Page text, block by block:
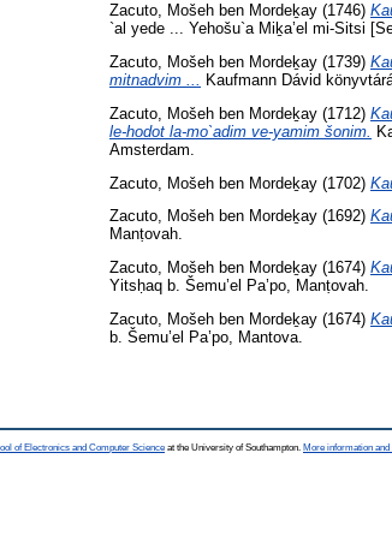
Zacuto, Mošeh ben Mordeḵay (1746)
`al yede ... Yehošu`a Miḵa’el mi-Sitsi
Zacuto, Mošeh ben Mordeḵay (1739)
mitnadvim ...
Kaufmann Dávid
Zacuto, Mošeh ben Mordeḵay (1712)
le-hodot la-mo`adim ve-yamim šonim.
Amsterdam.
Zacuto, Mošeh ben Mordeḵay (1702)
Zacuto, Mošeh ben Mordeḵay (1692)
Manṭovah.
Zacuto, Mošeh ben Mordeḵay (1674)
Yitsḥaq b. Šemu’el Pa’po, Manṭovah.
Zacuto, Mošeh ben Mordeḵay (1674)
b. Šemu’el Pa’po, Mantova.
of Electronics and Computer Science at the University of Southampton. More information